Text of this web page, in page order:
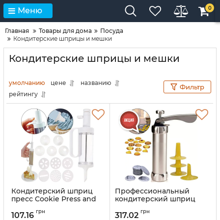
Меню 0
Главная Товары для дома
Посуда
Кондитерские шприцы и мешки
Кондитерские шприцы и мешки
умолчанию цене
названию
рейтингу
Фильтр
Кондитерский шприц
пресс Cookie Press and
насадками и
107.16 грн
Профессиональный
кондитерский шприц
крема Biscuits EL-2066 11
317.02 грн